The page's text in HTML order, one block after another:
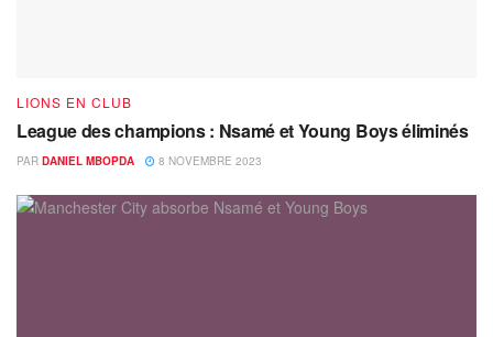
LIONS EN CLUB
League des champions : Nsamé et Young Boys éliminés
PAR DANIEL MBOPDA 8 NOVEMBRE 2023